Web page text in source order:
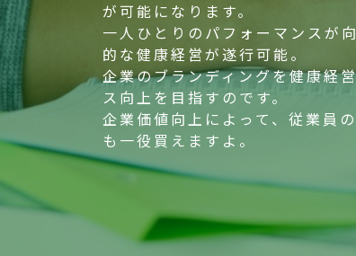
が可能になります。
一人ひとりのパフォーマンスが
的な健康経営が遂行可能。
企業のブランディングを健康経
ス向上を目指すのです。
企業価値向上によって、従業員
も一役買えますよ。